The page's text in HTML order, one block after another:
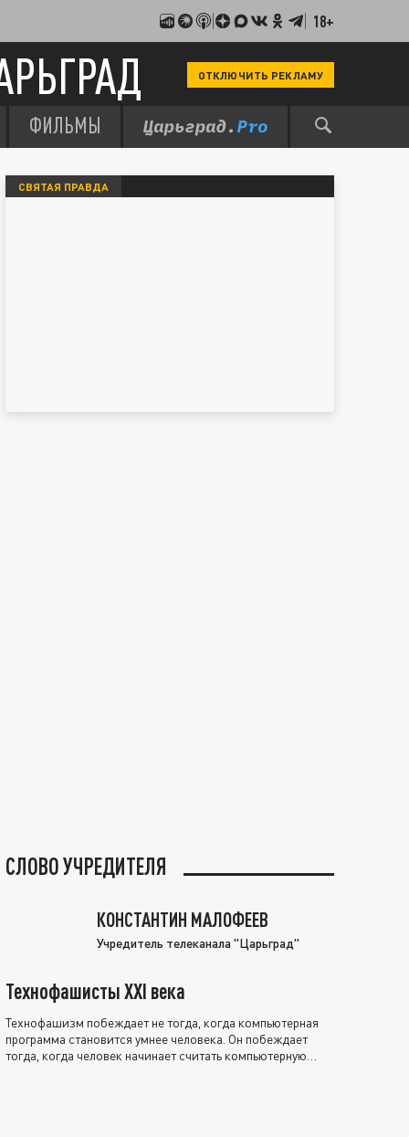
18+
ОТКЛЮЧИТЬ РЕКЛАМУ
ФИЛЬМЫ
СВЯТАЯ ПРАВДА
СЛОВО УЧРЕДИТЕЛЯ
КОНСТАНТИН МАЛОФЕЕВ
Учредитель телеканала "Царьград"
Технофашисты XXI века
Технофашизм побеждает не тогда, когда компьютерная
программа становится умнее человека. Он побеждает
тогда, когда человек начинает считать компьютерную